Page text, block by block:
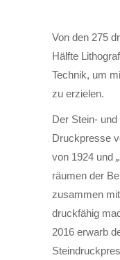
Von den 275
Hälfte
Technik, um
zu er­zielen.
Der Stein-
Druck­presse
von 1924 und
räumen der
zusammen
druck­fähig
2016 erwarb